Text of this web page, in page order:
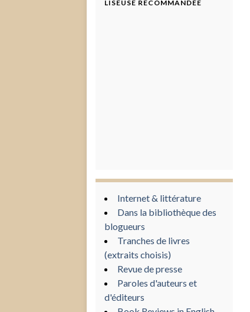
LISEUSE RECOMMANDÉE
Internet & littérature
Dans la bibliothèque des
blogueurs
Tranches de livres
(extraits choisis)
Revue de presse
Paroles d'auteurs et
d'éditeurs